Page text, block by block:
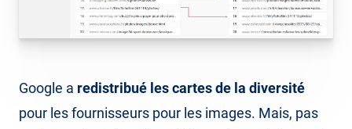
Google a redistribué les cartes de la diversité
pour les fournisseurs pour les images. Mais, pas